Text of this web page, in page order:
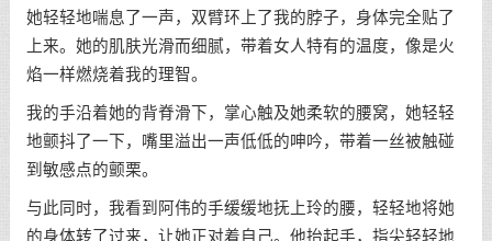
她轻轻地喘息了一声，双臂环上了我的脖子，身体完全贴了
上来。她的肌肤光滑而细腻，带着女人特有的温度，像是火
焰一样燃烧着我的理智。
我的手沿着她的背脊滑下，掌心触及她柔软的腰窝，她轻轻
地颤抖了一下，嘴里溢出一声低低的呻吟，带着一丝被触碰
到敏感点的颤栗。
与此同时，我看到阿伟的手缓缓地抚上玲的腰，轻轻地将她
的身体转了过来，让她正对着自己。他抬起手，指尖轻轻地